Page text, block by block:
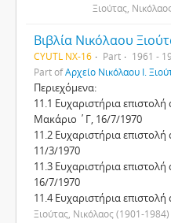
Ξιούτας,
Βιβλία Νικόλαου
CYUTL NX-16 Part
1961 -
Part ofΑρχείο Νικόλαου Ι.
Περιεχόμενα:
11.1 Ευχαριστήρια
Μακάριο ΄Γ, 16/7/1970
11.2 Ευχαριστήρια
11/3/1970
11.3 Ευχαριστήρια
16/7/1970
11.4 Ευχαριστήρια
Ξιούτας, Νικόλαος (1901-1984)